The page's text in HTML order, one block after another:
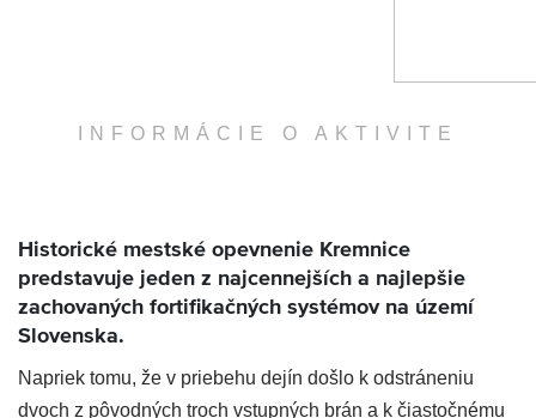
INFORMÁCIE O AKTIVITE
Historické mestské opevnenie Kremnice
predstavuje jeden z najcennejších a najlepšie
zachovaných fortifikačných systémov na území
Slovenska.
Napriek tomu, že v priebehu dejín došlo k odstráneniu
dvoch z pôvodných troch vstupných brán a k čiastočnému